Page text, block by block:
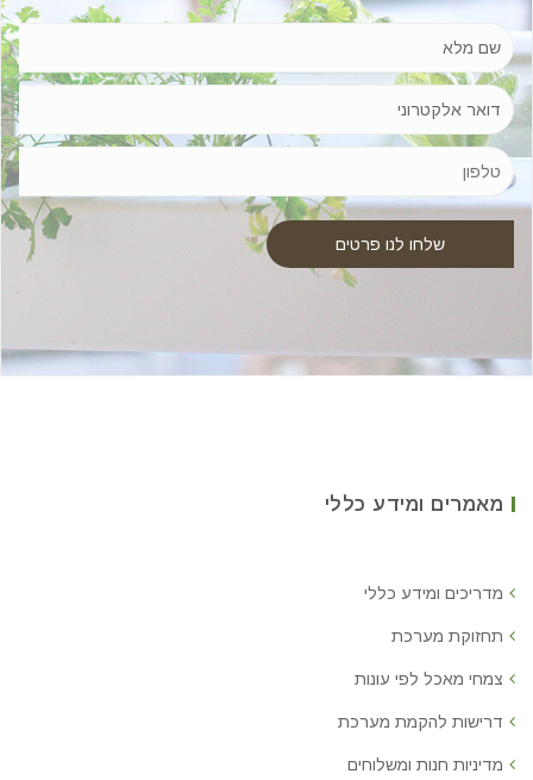
מאמרים ומידע כללי
מדריכים ומידע כללי
תחזוקת מערכת
צמחי מאכל לפי עונות
דרישות להקמת מערכת
מדיניות חנות ומשלוחים